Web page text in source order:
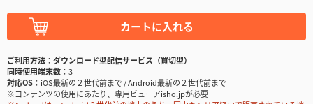
カートに入れる
ご利用方法
ダウンロード型配信サービス（買切型）
同時使用端末数
3
対応OS
iOS最新の２世代前まで / Android最新の２世代前まで
※コンテンツの使用にあたり、専用ビューアisho.jpが必要